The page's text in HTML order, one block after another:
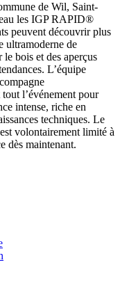
de Wil, Saint-
les IGP RAPID®
peuvent découvrir plus
ultramoderne de
bois et des aperçus
L’équipe
l’événement pour
intense, riche en
techniques. Le
volontairement limité à
dès maintenant.